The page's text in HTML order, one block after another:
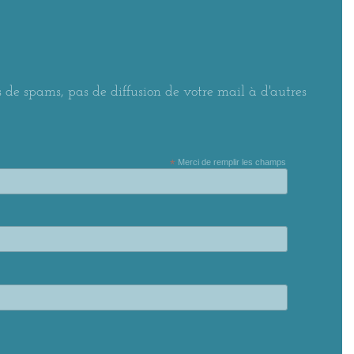
de spams, pas de diffusion de votre mail à d'autres
* Merci de remplir les champs